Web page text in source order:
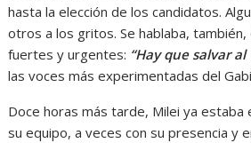
hasta la elección de los candidatos.
otros a los gritos. Se hablaba,
fuertes y urgentes: “Hay que salvar al
las voces más experimentadas del
Doce horas más tarde, Milei ya estaba
su equipo, a veces con su presencia y